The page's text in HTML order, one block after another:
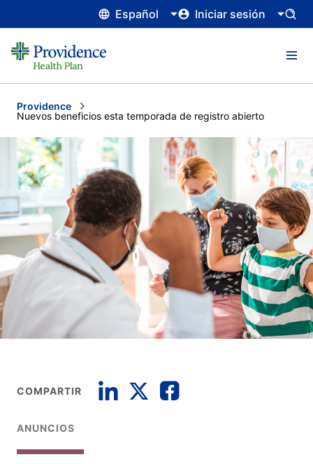
Español Iniciar sesión
Providence
Current:
Nuevos beneficios esta temporada de registro abierto
COMPARTIR
ANUNCIOS